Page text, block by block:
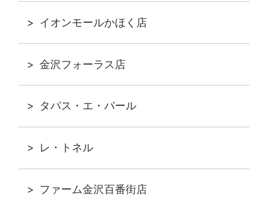
イオンモールかほく店
金沢フォーラス店
タパス・エ・バール
レ・トネル
ファーム金沢百番街店